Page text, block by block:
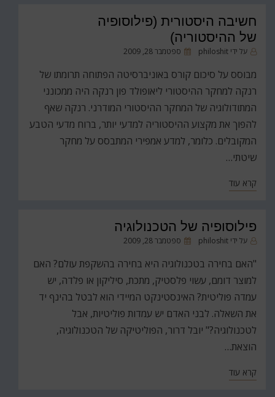
חשיבה היסטורית (פילוסופיה
של ההיסטוריה)
על ידי philoshit
פורסםספטמבר 28, 2009
מבוסס על סיכום קורס באוניברסיטה הפתוחה תרומתו של
רנקה למחקר ההיסטורי ליאופולד פון רנקה היה ממכונני
המתודולוגיה של המחקר ההיסטורי המודרני. רנקה שאף
להפוך את מקצוע ההיסטוריה למדעי יותר, ברוח מדעי הטבע
המקובלים. כלומר, למדע אמפירי המתבסס על מחקר
שיטתי…
קרא עוד
פילוסופיה של הטכנולוגיה
על ידי philoshit
פורסםספטמבר 28, 2009
"האם בחירה בטכנולוגיה היא בחירה בהשקפת עולם? האם
למוצר דומם, עשוי פלסטיק, מתכת, סיליקון או פלדה, יש
עמדה פוליטית? האינסטינקט המיידי הוא לבטל בהינף יד
את השאלה. לבני האדם יש עמדות פוליטיות, אבל
לטכנולוגיה?" יובל דרור, הפוליטיקה של הטכנולוגיה,
הוצאת…
קרא עוד